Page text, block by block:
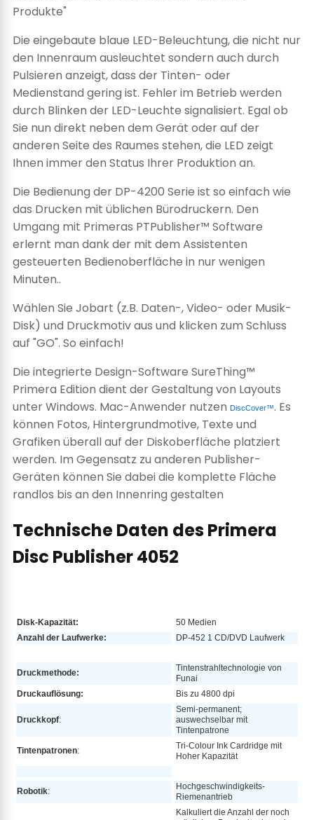
Produkte"
Die eingebaute blaue LED-Beleuchtung, die nicht nur
den Innenraum ausleuchtet sondern auch durch
Pulsieren anzeigt, dass der Tinten- oder
Medienstand gering ist. Fehler im Betrieb werden
durch Blinken der LED-Leuchte signalisiert. Egal ob
Sie nun direkt neben dem Gerät oder auf der
anderen Seite des Raumes stehen, die LED zeigt
Ihnen immer den Status Ihrer Produktion an.
Die Bedienung der DP-4200 Serie ist so einfach wie
das Drucken mit üblichen Bürodruckern. Den
Umgang mit Primeras PTPublisher™ Software
erlernt man dank der mit dem Assistenten
gesteuerten Bedienoberfläche in nur wenigen
Minuten..
Wählen Sie Jobart (z.B. Daten-, Video- oder Musik-
Disk) und Druckmotiv aus und klicken zum Schluss
auf "GO". So einfach!
Die integrierte Design-Software SureThing™
Primera Edition dient der Gestaltung von Layouts
unter Windows. Mac-Anwender nutzen DiscCover™. Es
können Fotos, Hintergrundmotive, Texte und
Grafiken überall auf der Diskoberfläche platziert
werden. Im Gegensatz zu anderen Publisher-
Geräten können Sie dabei die komplette Fläche
randlos bis an den Innenring gestalten
Technische Daten des Primera
Disc Publisher 4052
Disk-Kapazität:
50 Medien
Anzahl der Laufwerke:
DP-452 1 CD/DVD Laufwerk
Druckmethode:
Tintenstrahltechnologie von
Funai
Druckauflösung:
Bis zu 4800 dpi
Druckkopf:
Semi-permanent;
auswechselbar mit
Tintenpatrone
Tintenpatronen:
Tri-Colour Ink Cardridge mit
Hoher Kapazität
Robotik:
Hochgeschwindigkeits-
Riemenantrieb
Kalkuliert die Anzahl der noch